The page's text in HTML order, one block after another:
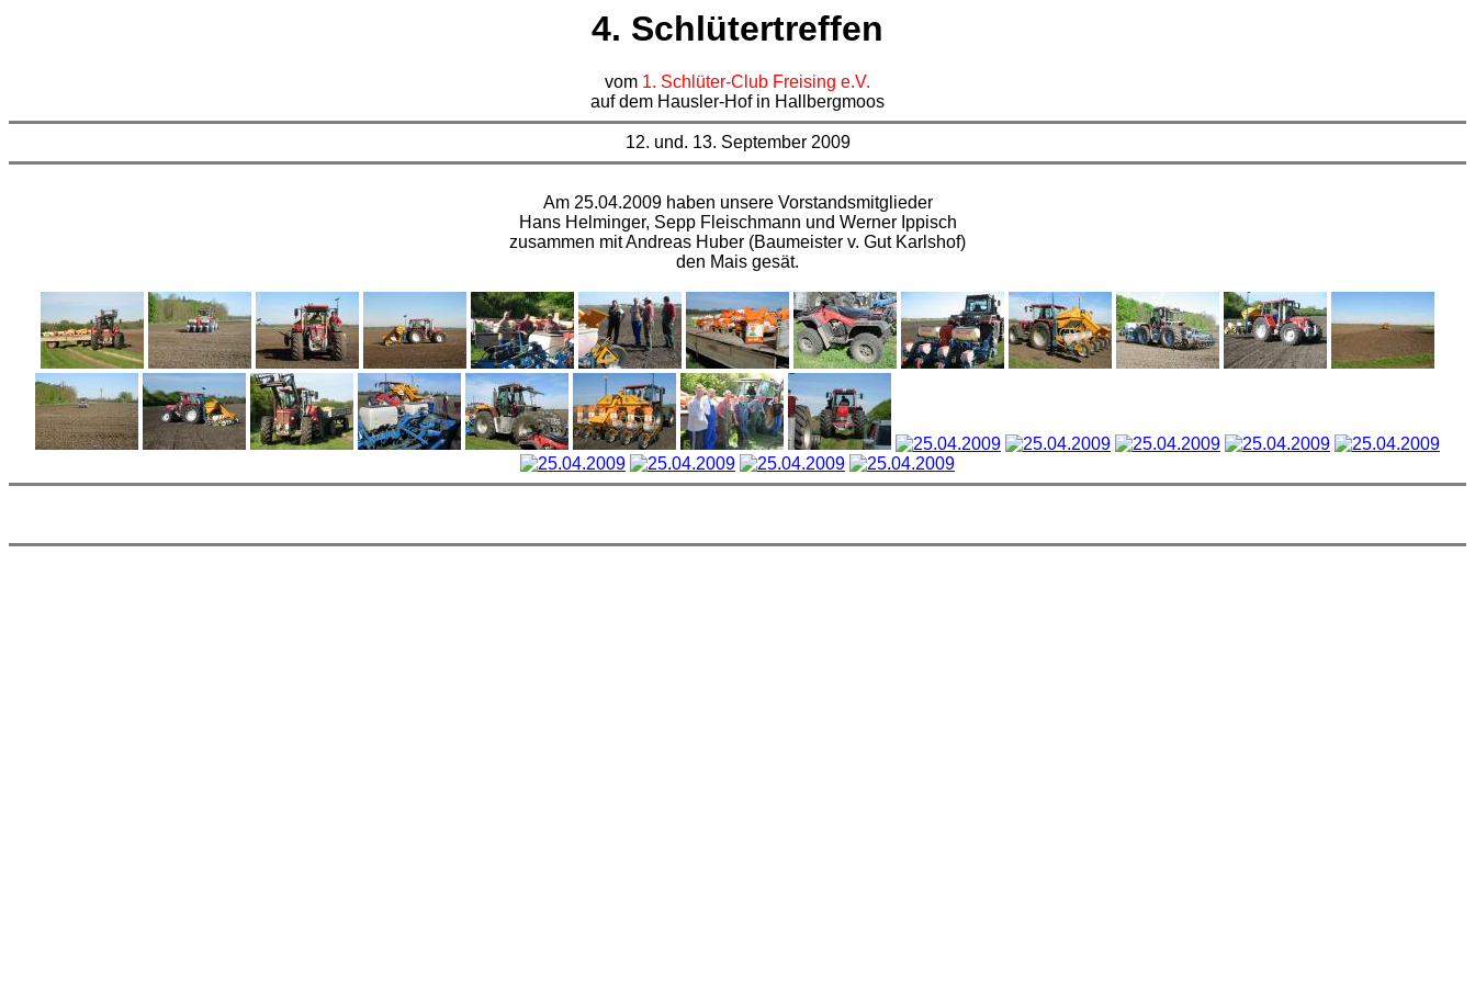
4. Schlütertreffen
vom 1. Schlüter-Club Freising e.V.
auf dem Hausler-Hof in Hallbergmoos
12. und. 13. September 2009
Am 25.04.2009 haben unsere Vorstandsmitglieder
Hans Helminger, Sepp Fleischmann und Werner Ippisch
zusammen mit Andreas Huber (Baumeister v. Gut Karlshof)
den Mais gesät.